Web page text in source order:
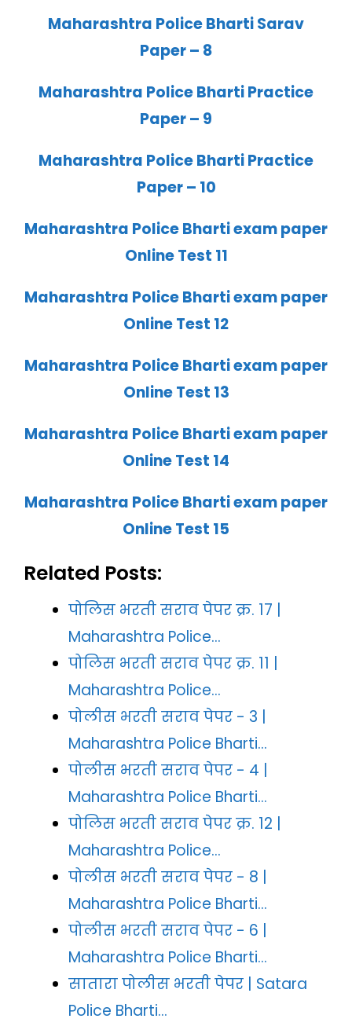
Maharashtra Police Bharti Sarav
Paper – 8
Maharashtra Police Bharti Practice
Paper – 9
Maharashtra Police Bharti Practice
Paper – 10
Maharashtra Police Bharti exam paper
Online Test 11
Maharashtra Police Bharti exam paper
Online Test 12
Maharashtra Police Bharti exam paper
Online Test 13
Maharashtra Police Bharti exam paper
Online Test 14
Maharashtra Police Bharti exam paper
Online Test 15
Related Posts:
पोलिस भरती सराव पेपर क्र. 17 |
Maharashtra Police…
पोलिस भरती सराव पेपर क्र. 11 |
Maharashtra Police…
पोलीस भरती सराव पेपर - 3 |
Maharashtra Police Bharti…
पोलीस भरती सराव पेपर - 4 |
Maharashtra Police Bharti…
पोलिस भरती सराव पेपर क्र. 12 |
Maharashtra Police…
पोलीस भरती सराव पेपर - 8 |
Maharashtra Police Bharti…
पोलीस भरती सराव पेपर - 6 |
Maharashtra Police Bharti…
सातारा पोलीस भरती पेपर | Satara
Police Bharti…